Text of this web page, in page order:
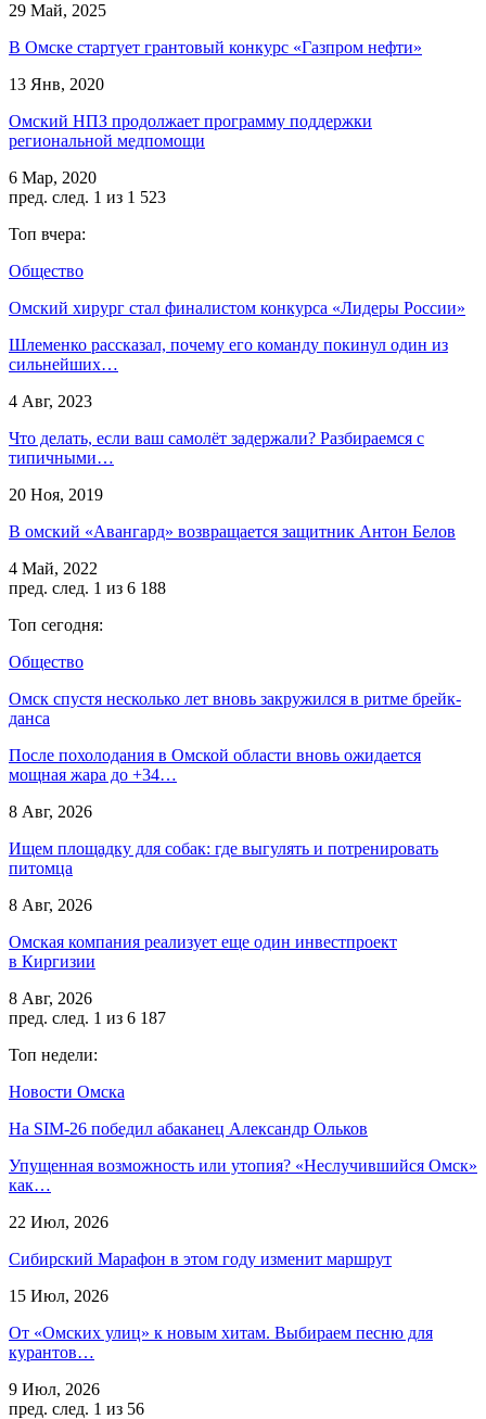
29 Май, 2025
В Омске стартует грантовый конкурс «Газпром нефти»
13 Янв, 2020
Омский НПЗ продолжает программу поддержки
региональной медпомощи
6 Мар, 2020
пред. след. 1 из 1 523
Топ вчера:
Общество
Омский хирург стал финалистом конкурса «Лидеры России»
Шлеменко рассказал, почему его команду покинул один из
сильнейших…
4 Авг, 2023
Что делать, если ваш самолёт задержали? Разбираемся с
типичными…
20 Ноя, 2019
В омский «Авангард» возвращается защитник Антон Белов
4 Май, 2022
пред. след. 1 из 6 188
Топ сегодня:
Общество
Омск спустя несколько лет вновь закружился в ритме брейк-
данса
После похолодания в Омской области вновь ожидается
мощная жара до +34…
8 Авг, 2026
Ищем площадку для собак: где выгулять и потренировать
питомца
8 Авг, 2026
Омская компания реализует еще один инвестпроект
в Киргизии
8 Авг, 2026
пред. след. 1 из 6 187
Топ недели:
Новости Омска
На SIM-26 победил абаканец Александр Ольков
Упущенная возможность или утопия? «Неслучившийся Омск»
как…
22 Июл, 2026
Сибирский Марафон в этом году изменит маршрут
15 Июл, 2026
От «Омских улиц» к новым хитам. Выбираем песню для
курантов…
9 Июл, 2026
пред. след. 1 из 56